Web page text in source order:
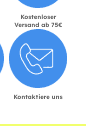
Kostenloser
Versand ab 75€
Kontaktiere uns